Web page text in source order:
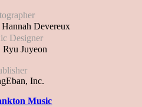
Devereux
Designer
Juyeon
Inc.
Music